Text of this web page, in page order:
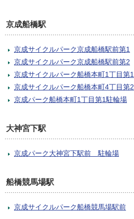
京成船橋駅
京成サイクルパーク京成船橋駅前第1
京成サイクルパーク京成船橋駅前第2
京成サイクルパーク船橋本町1丁目第1
京成サイクルパーク船橋本町4丁目第2
京成パーク船橋本町1丁目第1駐輪場
大神宮下駅
京成パーク大神宮下駅前 駐輪場
船橋競馬場駅
京成サイクルパーク船橋競馬場駅前